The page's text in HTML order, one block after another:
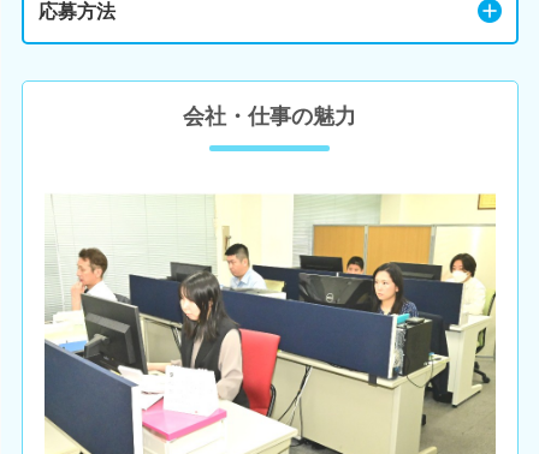
応募方法
会社・仕事の魅力